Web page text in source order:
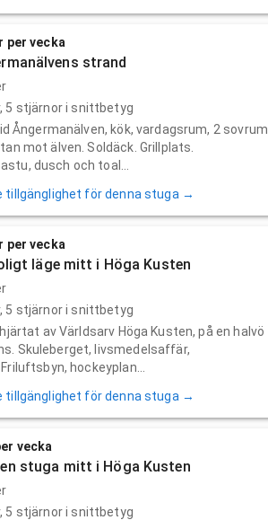
per vecka
strand
5 stjärnor i snittbetyg
Ångermanälven, kök, vardagsrum, 2 sovrum
mot älven. Soldäck. Grillplats.
dusch och toal...
tillgänglighet för denna stuga →
per vecka
läge mitt i Höga Kusten
5 stjärnor i snittbetyg
av Världsarv Höga Kusten, på en halvö
Skuleberget, livsmedelsaffär,
hockeyplan...
tillgänglighet för denna stuga →
vecka
stuga mitt i Höga Kusten
5 stjärnor i snittbetyg